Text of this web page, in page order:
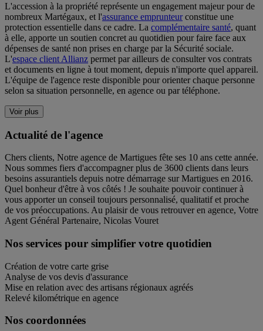
L'accession à la propriété représente un engagement majeur pour de
nombreux Martégaux, et l'assurance emprunteurconstitue une
protection essentielle dans ce cadre. La complémentaire santé, quant
à elle, apporte un soutien concret au quotidien pour faire face aux
dépenses de santé non prises en charge par la Sécurité sociale.
L'espace client Allianz permet par ailleurs de consulter vos contrats
et documents en ligne à tout moment, depuis n'importe quel appareil.
L'équipe de l'agence reste disponible pour orienter chaque personne
selon sa situation personnelle, en agence ou par téléphone.
Voir plus
Actualité de l'agence
Chers clients, Notre agence de Martigues fête ses 10 ans cette année.
Nous sommes fiers d'accompagner plus de 3600 clients dans leurs
besoins assurantiels depuis notre démarrage sur Martigues en 2016.
Quel bonheur d'être à vos côtés ! Je souhaite pouvoir continuer à
vous apporter un conseil toujours personnalisé, qualitatif et proche
de vos préoccupations. Au plaisir de vous retrouver en agence, Votre
Agent Général Partenaire, Nicolas Vouret
Nos services pour simplifier votre quotidien
Création de votre carte grise
Analyse de vos devis d'assurance
Mise en relation avec des artisans régionaux agréés
Relevé kilométrique en agence
Nos coordonnées